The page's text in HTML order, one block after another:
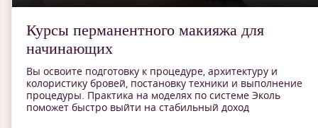
Курсы перманентного макияжа для
начинающих
Вы освоите подготовку к процедуре, архитектуру и
колористику бровей, постановку техники и выполнение
процедуры. Практика на моделях по системе Эколь
поможет быстро выйти на стабильный доход